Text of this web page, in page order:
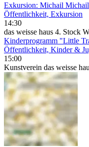
Exkursion: Michail
Öffentlichkeit, Exkursion
14:30
das weisse haus 4. Stock
Kinderprogramm "Little
Öffentlichkeit, Kinder &
15:00
Kunstverein das weisse